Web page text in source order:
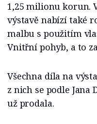
1,25 milionu korun.
výstavě nabízí také
malbu s použitím
Vnitřní pohyb, a to
Všechna díla na
z nich se podle Jana
už prodala.